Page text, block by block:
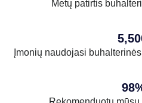
Metų patirtis
Įmonių naudojasi